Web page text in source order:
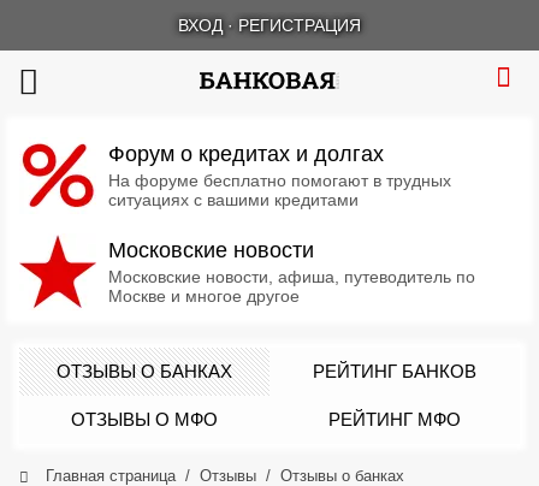
ВХОД · РЕГИСТРАЦИЯ
Форум о кредитах и долгах
На форуме бесплатно помогают в трудных
ситуациях с вашими кредитами
Московские новости
Московские новости, афиша, путеводитель по
Москве и многое другое
ОТЗЫВЫ О БАНКАХ РЕЙТИНГ БАНКОВ
ОТЗЫВЫ О МФО РЕЙТИНГ МФО
Главная страница Отзывы Отзывы о банках